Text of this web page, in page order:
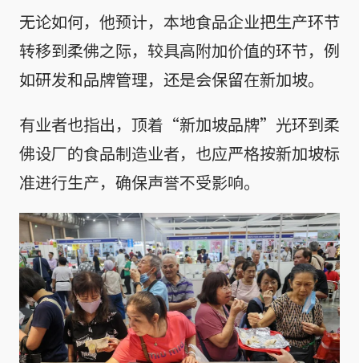
无论如何，他预计，本地食品企业把生产环节
转移到柔佛之际，较具高附加价值的环节，例
如研发和品牌管理，还是会保留在新加坡。
有业者也指出，顶着“新加坡品牌”光环到柔
佛设厂的食品制造业者，也应严格按新加坡标
准进行生产，确保声誉不受影响。